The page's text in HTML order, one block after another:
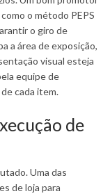
o método PEPS
o giro de
a área de exposição,
visual esteja
equipe de
cada item.
de
Uma das
de loja para